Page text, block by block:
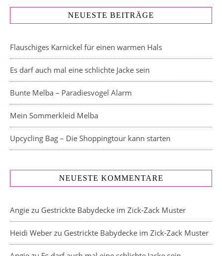
NEUESTE BEITRÄGE
Flauschiges Karnickel für einen warmen Hals
Es darf auch mal eine schlichte Jacke sein
Bunte Melba – Paradiesvogel Alarm
Mein Sommerkleid Melba
Upcycling Bag – Die Shoppingtour kann starten
NEUESTE KOMMENTARE
Angie zu Gestrickte Babydecke im Zick-Zack Muster
Heidi Weber zu Gestrickte Babydecke im Zick-Zack Muster